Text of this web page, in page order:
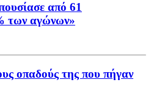
από 61
των αγώνων»
οπαδούς της που πήγαν